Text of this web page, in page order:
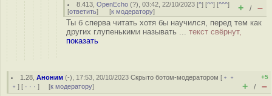
8.413 ,OpenEcho (?), 03:42, 22/10/2023 [^] [^^] [^^^]
[ответить] [к модератору] + / –
Ты б сперва читать хотя бы научился, перед тем как
других глупенькими называть ... текст свёрнут,
показать
1.28 ,Аноним (-), 17:53, 20/10/2023Скрыто ботом-модератором [ ﹢﹢
﹢ ] [ · · · ] [к модератору]
+5
+ / –